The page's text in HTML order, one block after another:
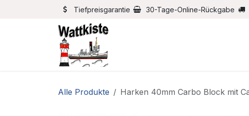
Zum Inhalt springenTiefpreisgarantie 30-Tage-Online-Rückgabe
Alle Produkte Harken 40mm Carbo Block mit